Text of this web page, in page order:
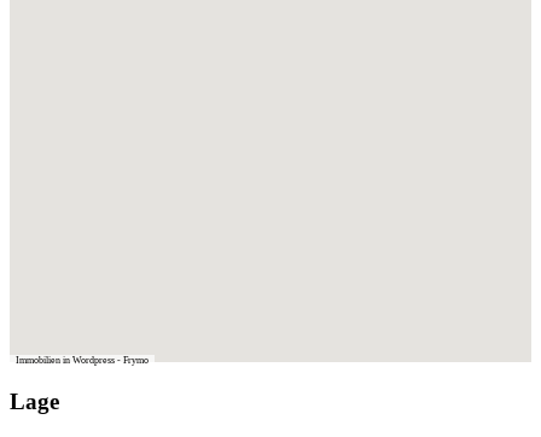
Immobilien in Wordpress - Frymo
Lage